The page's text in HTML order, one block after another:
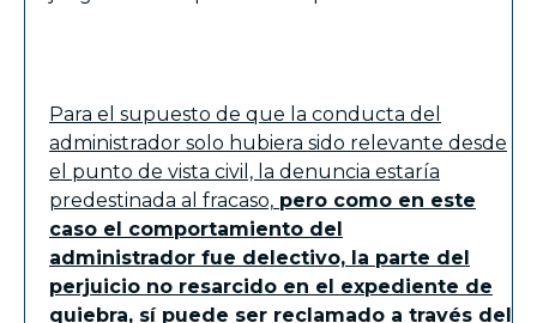
Para el supuesto de que la conducta del
administrador solo hubiera sido relevante desde
el punto de vista civil, la denuncia estaría
predestinada al fracaso, pero como en este
caso el comportamiento del
administrador fue delectivo, la parte del
perjuicio no resarcido en el expediente de
quiebra, sí puede ser reclamado a través del